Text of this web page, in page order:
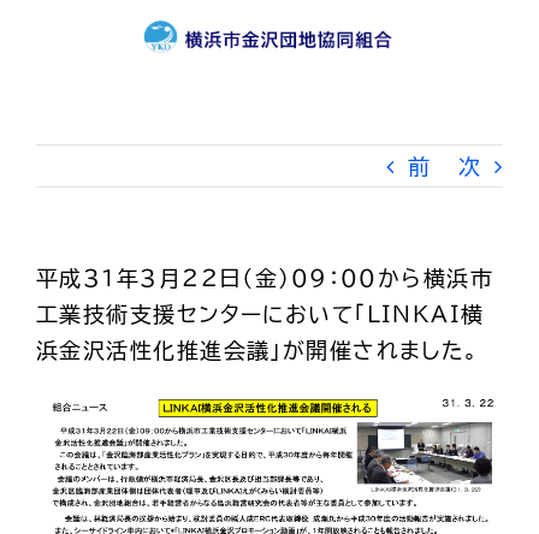
前 次
平成３１年３月２２日（金）０９：００から横浜市
工業技術支援センターにおいて「ＬＩＮＫＡＩ横
浜金沢活性化推進会議」が開催されました。